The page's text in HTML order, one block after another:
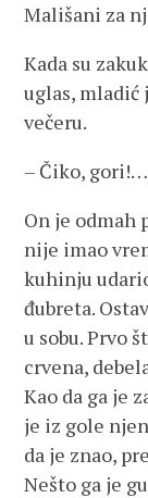
Mališani za
Kada su
uglas, mladić
večeru.
– Čiko,
On je odmah
nije imao
kuhinju
đubreta.
u sobu. Prvo
crvena,
Kao da ga je
je iz gole
da je znao,
Nešto ga je